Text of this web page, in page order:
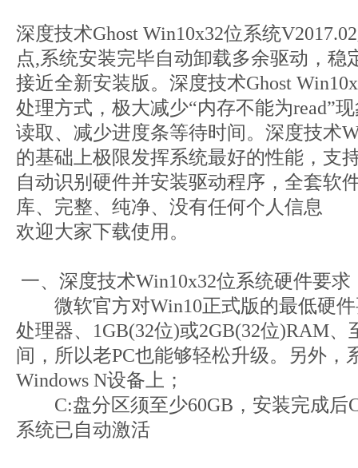
深度技术Ghost Win10x32位系统
点,系统安装完毕自动卸载多余驱动，稳
接近全新安装版。深度技术Ghost
处理方式，极大减少“内存不能为read”
读取、减少进度条等待时间。深度技术
的基础上极限发挥系统最好的性能，支
自动识别硬件并安装驱动程序，全套软
库、完整、纯净、没有任何个人信息
欢迎大家下载使用。
一、深度技术Win10x32位系统硬件要求
微软官方对Win10正式版的最低硬件
处理器、1GB(32位)或2GB(32位)RAM、
间，所以老PC也能够轻松升级。另外，
Windows N设备上；
C:盘分区须至少60GB，安装完成后
系统已自动激活